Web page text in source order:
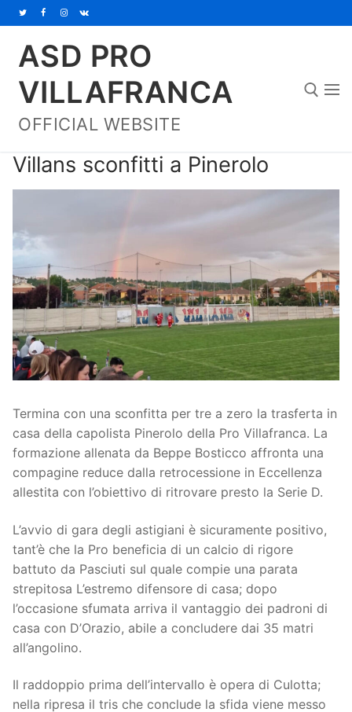
al
contenuto
ASD PRO
VILLAFRANCA
OFFICIAL WEBSITE
Home
Società
Organigramma
Centro Sportivo
Settore Giovanile
Organizzazione
Piccoli amici
Pulcini
Primi calci
Esordienti
Campionati
Eccellenza
Settore Giovanile
Sponsor
Villans sconfitti a Pinerolo
Termina con una sconfitta per tre a zero la trasferta in
casa della capolista Pinerolo della Pro Villafranca. La
formazione allenata da Beppe Bosticco affronta una
compagine reduce dalla retrocessione in Eccellenza
allestita con l’obiettivo di ritrovare presto la Serie D.
L’avvio di gara degli astigiani è sicuramente positivo,
tant’è che la Pro beneficia di un calcio di rigore
battuto da Pasciuti sul quale compie una parata
strepitosa L’estremo difensore di casa; dopo
l’occasione sfumata arriva il vantaggio dei padroni di
casa con D’Orazio, abile a concludere dai 35 matri
all’angolino.
Il raddoppio prima dell’intervallo è opera di Culotta;
nella ripresa il tris che conclude la sfida viene messo